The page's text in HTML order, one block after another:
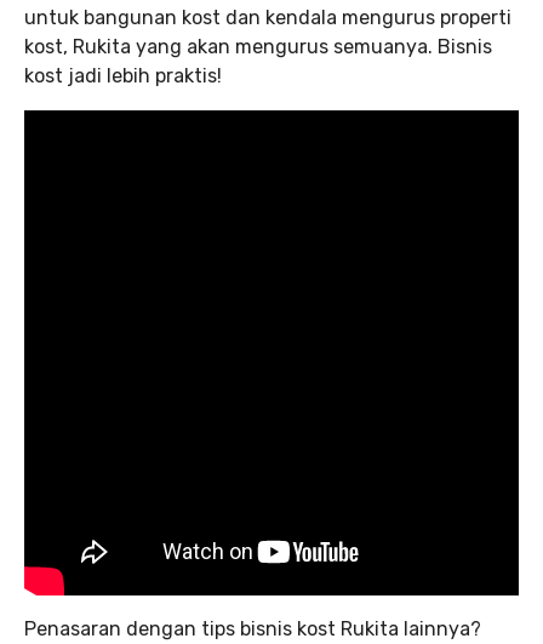
untuk bangunan kost dan kendala mengurus properti
kost, Rukita yang akan mengurus semuanya. Bisnis
kost jadi lebih praktis!
Penasaran dengan tips bisnis kost Rukita lainnya?